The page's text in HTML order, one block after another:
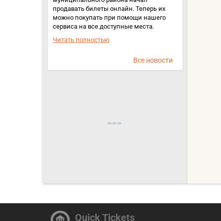
продавать билеты онлайн. Теперь их
можно покупать при помощи нашего
сервиса на все доступные места.
Читать полностью
Все новости
Quick Tickets